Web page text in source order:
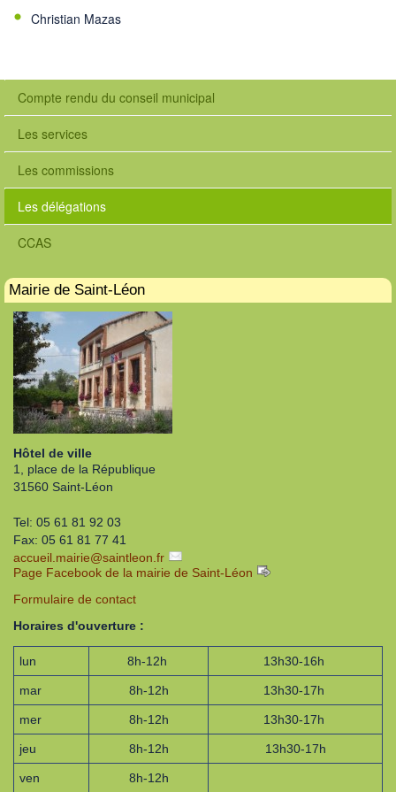
Christian Mazas
Compte rendu du conseil municipal
Les services
Les commissions
Les délégations
CCAS
Mairie de Saint-Léon
Hôtel de ville
1, place de la République
31560 Saint-Léon
Tel: 05 61 81 92 03
Fax: 05 61 81 77 41
accueil.mairie@saintleon.fr
Page Facebook de la mairie de Saint-Léon
Formulaire de contact
Horaires d'ouverture :
lun 8h-12h 13h30-16h
mar 8h-12h 13h30-17h
mer 8h-12h 13h30-17h
jeu 8h-12h 13h30-17h
ven 8h-12h